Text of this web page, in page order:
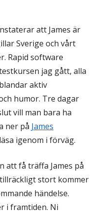
att James är
Sverige och vårt
Rapid software
jag gått, alla
aktiv
humor. Tre dagar
vill man bara ha
ner på James
igenom i förväg.
att få träffa James på
stort kommer
händelse.
i framtiden. Ni